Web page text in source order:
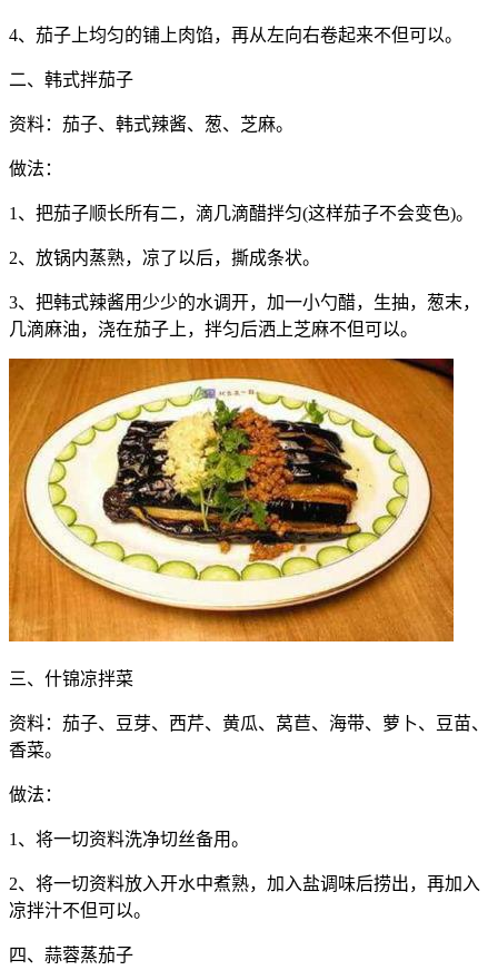
4、茄子上均匀的铺上肉馅，再从左向右卷起来不但可以。
二、韩式拌茄子
资料：茄子、韩式辣酱、葱、芝麻。
做法：
1、把茄子顺长所有二，滴几滴醋拌匀(这样茄子不会变色)。
2、放锅内蒸熟，凉了以后，撕成条状。
3、把韩式辣酱用少少的水调开，加一小勺醋，生抽，葱末，
几滴麻油，浇在茄子上，拌匀后洒上芝麻不但可以。
三、什锦凉拌菜
资料：茄子、豆芽、西芹、黄瓜、莴苣、海带、萝卜、豆苗、
香菜。
做法：
1、将一切资料洗净切丝备用。
2、将一切资料放入开水中煮熟，加入盐调味后捞出，再加入
凉拌汁不但可以。
四、蒜蓉蒸茄子